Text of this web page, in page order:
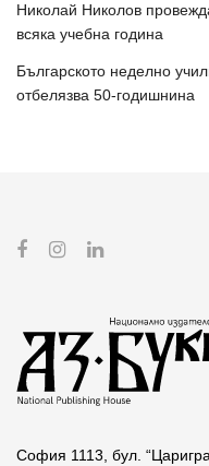
Николай Николов
всяка учебна година
Българското неделно
отбелязва 50-годишнина
София 1113, бул.